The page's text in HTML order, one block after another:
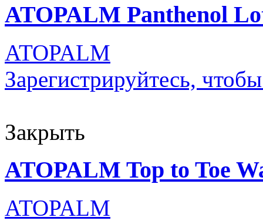
ATOPALM Panthenol
ATOPALM
Зарегистрируйтесь,
Закрыть
ATOPALM Top to Toe
ATOPALM